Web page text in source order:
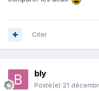
Citer
bly
Posté(e) 21